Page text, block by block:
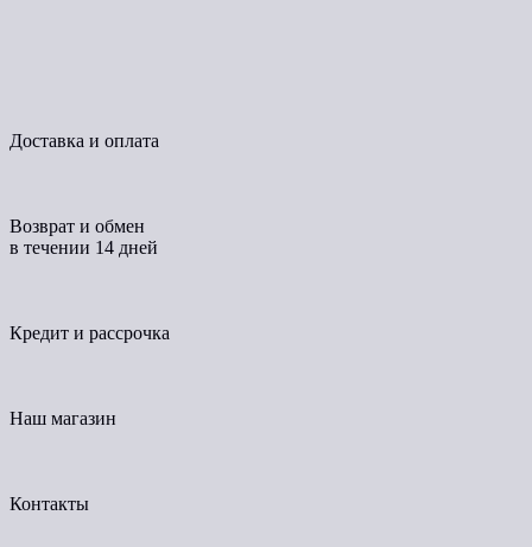
Доставка и оплата
Возврат и обмен
в течении 14 дней
Кредит и рассрочка
Наш магазин
Контакты